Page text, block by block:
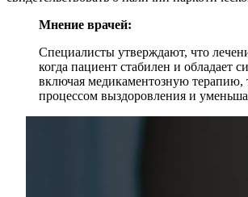
Мнение врачей:
Специалисты утверждают, что
когда пациент стабилен и обладает
включая медикаментозную терапию,
процессом выздоровления и